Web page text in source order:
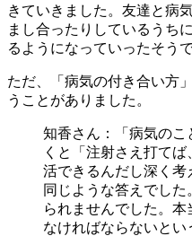
きていきました。友達と病
まし合ったりしているうち
るようになっていったそうで
ただ、「病気の付き合い方
うことがありました。
知香さん：「病気のこ
くと「注射さえ打て
活できるんだし深く考
同じような答えでした
られませんでした。
なければならないと